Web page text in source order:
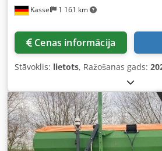
Kassel 1 161 km
Cenas informācija
Stāvoklis: lietots, Ražošanas gads: